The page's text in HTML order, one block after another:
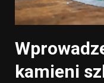
kamieni